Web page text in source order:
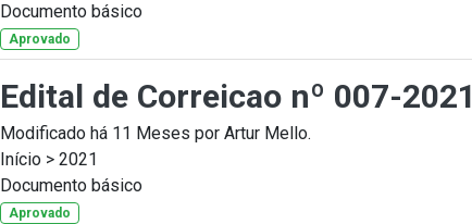
Documento básico
Aprovado
Edital de Correicao nº 007-2021
Modificado há 11 Meses por Artur Mello.
Início > 2021
Documento básico
Aprovado